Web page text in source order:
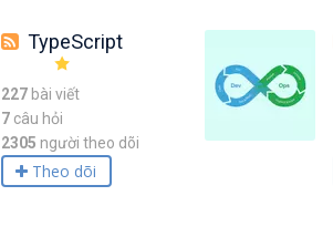
TypeScript
227bài viết
7câu hỏi
2305 người theo dõi
Theo dõi